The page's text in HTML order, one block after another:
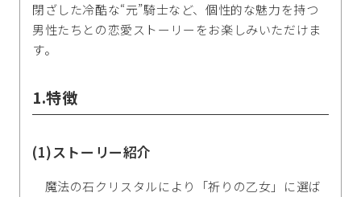
閉ざした冷酷な“元”騎士など、個性的な魅力を持つ
男性たちとの恋愛ストーリーをお楽しみいただけま
す。
1.特徴
(1)ストーリー紹介
魔法の石クリスタルにより「祈りの乙女」に選ば